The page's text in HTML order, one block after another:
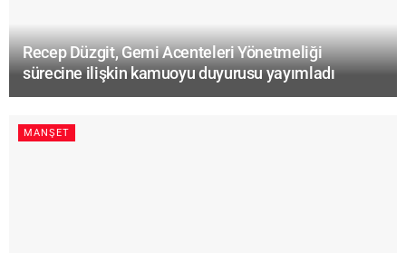
Recep Düzgit, Gemi Acenteleri Yönetmeliği
sürecine ilişkin kamuoyu duyurusu yayımladı
MANŞET